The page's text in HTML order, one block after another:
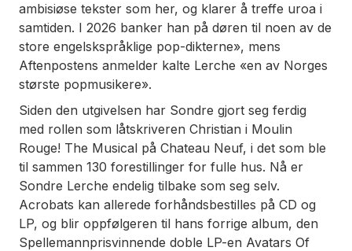
ambisiøse tekster som her, og klarer å treffe uroa i
samtiden. I 2026 banker han på døren til noen av de
store engelskspråklige pop-dikterne», mens
Aftenpostens anmelder kalte Lerche «en av Norges
største popmusikere».
Siden den utgivelsen har Sondre gjort seg ferdig
med rollen som låtskriveren Christian i Moulin
Rouge! The Musical på Chateau Neuf, i det som ble
til sammen 130 forestillinger for fulle hus. Nå er
Sondre Lerche endelig tilbake som seg selv.
Acrobats kan allerede forhåndsbestilles på CD og
LP, og blir oppfølgeren til hans forrige album, den
Spellemannprisvinnende doble LP-en Avatars Of